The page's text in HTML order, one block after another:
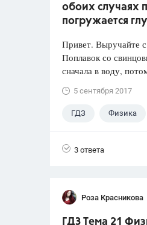
обоих случаях
погружается
Привет. Выручайте
Поплавок со
сначала в воду,
5 сентября 2017
ГДЗ Физика
3 ответа
Роза Красникова
ГДЗ Тема 21